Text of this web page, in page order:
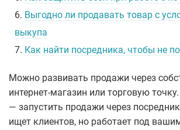
6. Выгодно ли продавать товар с
выкупа
7. Как найти посредника, чтобы не
Можно развивать продажи через
интернет-магазин или торговую
— запустить продажи через
ищет клиентов, но работает под